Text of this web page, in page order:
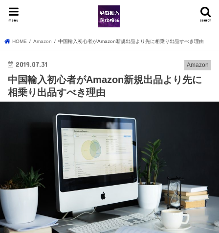
search
menu
HOME Amazon 中国輸入初心者がAmazon新規出品より先に相乗り出品すべき理由
Amazon
2019.07.31
中国輸入初心者がAmazon新規出品より先に
相乗り出品すべき理由